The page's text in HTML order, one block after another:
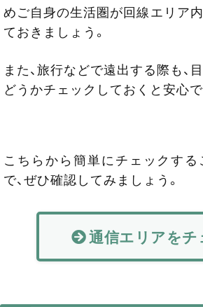
めご自身の生活圏が回線エリア
ておきましょう。
また、旅行などで遠出する際も、
どうかチェックしておくと安心で
こちらから簡単にチェックす
で、ぜひ確認してみましょう。
通信エリアをチ